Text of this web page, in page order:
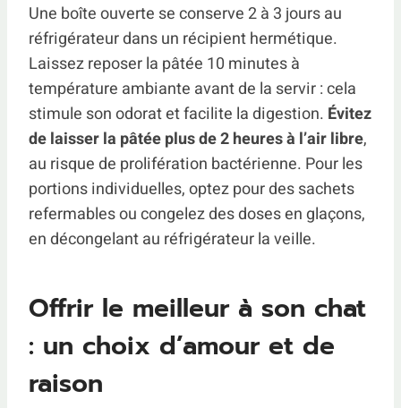
Une boîte ouverte se conserve 2 à 3 jours au
réfrigérateur dans un récipient hermétique.
Laissez reposer la pâtée 10 minutes à
température ambiante avant de la servir : cela
stimule son odorat et facilite la digestion. Évitez
de laisser la pâtée plus de 2 heures à l’air libre,
au risque de prolifération bactérienne. Pour les
portions individuelles, optez pour des sachets
refermables ou congelez des doses en glaçons,
en décongelant au réfrigérateur la veille.
Offrir le meilleur à son chat
: un choix d’amour et de
raison